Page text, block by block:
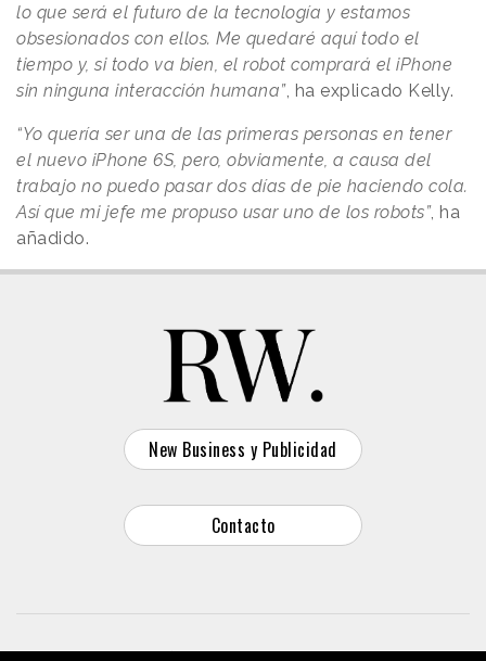
lo que será el futuro de la tecnología y estamos
obsesionados con ellos. Me quedaré aquí todo el
tiempo y, si todo va bien, el robot comprará el iPhone
sin ninguna interacción humana”, ha explicado Kelly.
“Yo quería ser una de las primeras personas en tener
el nuevo iPhone 6S, pero, obviamente, a causa del
trabajo no puedo pasar dos días de pie haciendo cola.
Así que mi jefe me propuso usar uno de los robots”, ha
añadido.
New Business y Publicidad
Contacto